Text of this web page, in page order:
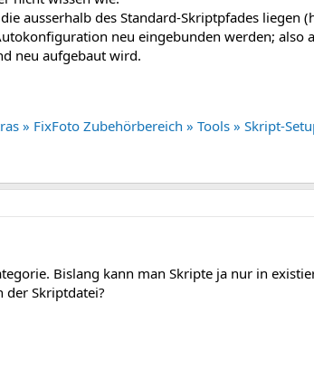
ausserhalb des Standard-Skriptpfades liegen
neu eingebunden werden;
neu aufgebaut wird.
» FixFoto Zubehörbereich » Tools » Skript-
Bislang kann man Skripte ja nur in
der Skriptdatei?